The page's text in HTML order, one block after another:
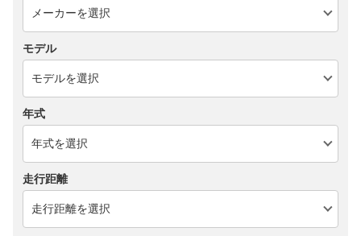
モデル
年式
走行距離